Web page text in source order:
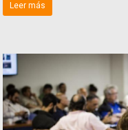
Leer más